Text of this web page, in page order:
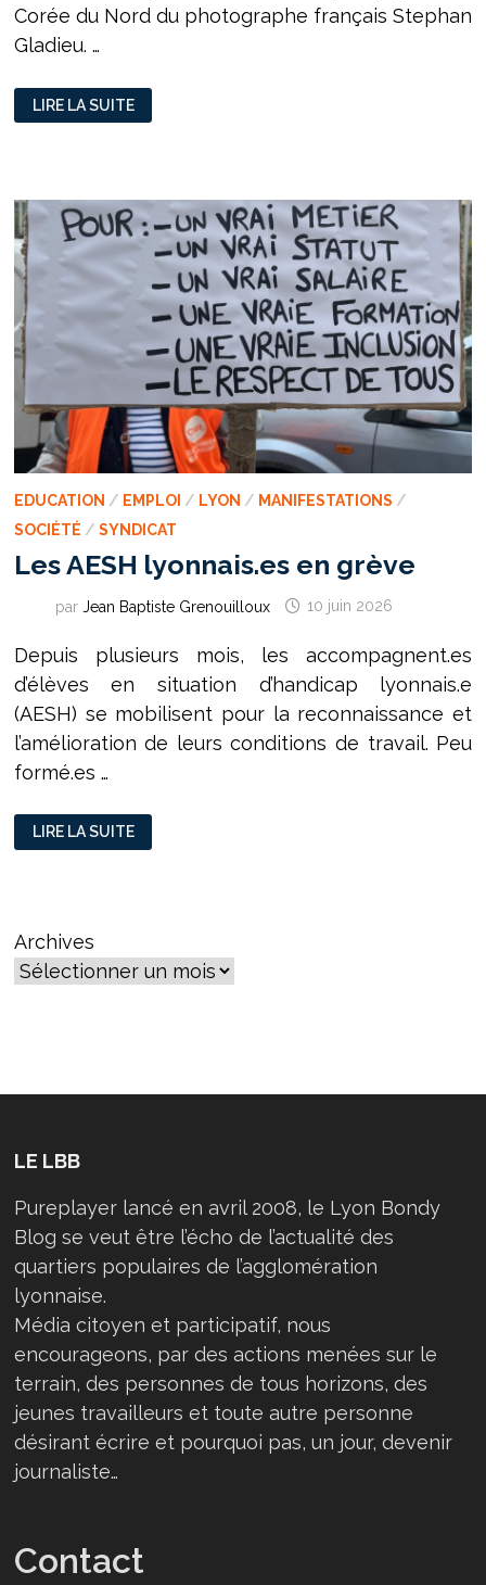
Corée du Nord du photographe français Stephan
Gladieu. …
STEPHAN
GLADIEU :
LE
CINQ
FOIS
CORÉE
DU
NORD
AU
MUSÉE
DES
CONFLUENCES
LIRE LA SUITE
EDUCATION / EMPLOI / LYON / MANIFESTATIONS /
SOCIÉTÉ / SYNDICAT
Les AESH lyonnais.es en grève
par Jean Baptiste Grenouilloux 10 juin 2026
Depuis plusieurs mois, les accompagnent.es
d’élèves en situation d’handicap lyonnais.e
(AESH) se mobilisent pour la reconnaissance et
l’amélioration de leurs conditions de travail. Peu
formé.es …
LES
AESH
LYONNAIS.ES
LIRE LA SUITE
Archives
LE LBB
Pureplayer lancé en avril 2008, le Lyon Bondy
Blog se veut être l’écho de l’actualité des
quartiers populaires de l’agglomération
lyonnaise.
Média citoyen et participatif, nous
encourageons, par des actions menées sur le
terrain, des personnes de tous horizons, des
jeunes travailleurs et toute autre personne
désirant écrire et pourquoi pas, un jour, devenir
journaliste…
Contact